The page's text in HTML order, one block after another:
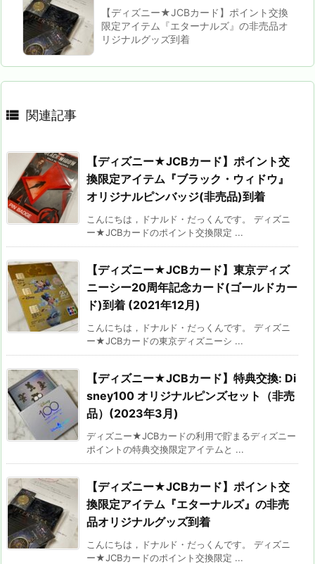
【ディズニー★JCBカード】ポイント交換
限定アイテム『エターナルズ』の非売品オ
リジナルグッズ到着
 関連記事
【ディズニー★JCBカード】ポイント交
換限定アイテム『ブラック・ウィドウ』
オリジナルピンバッジ(非売品)到着
こんにちは，ドナルド・だっくんです。 ディズニ
ー★JCBカードのポイント交換限定 ...
【ディズニー★JCBカード】東京ディズ
ニーシー20周年記念カード(ゴールドカー
ド)到着 (2021年12月)
こんにちは，ドナルド・だっくんです。 ディズニ
ー★JCBカードの東京ディズニーシ ...
【ディズニー★JCBカード】特典交換: Di
sney100 オリジナルピンズセット（非売
品）(2023年3月)
ディズニー★JCBカードの利用で貯まるディズニー
ポイントの特典交換限定アイテムと ...
【ディズニー★JCBカード】ポイント交
換限定アイテム『エターナルズ』の非売
品オリジナルグッズ到着
こんにちは，ドナルド・だっくんです。 ディズニ
ー★JCBカードのポイント交換限定 ...